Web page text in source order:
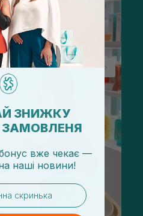
ЗНИЖКУ
ЗАМОВЛЕНЯ
бонус вже чекає —
наші новини!